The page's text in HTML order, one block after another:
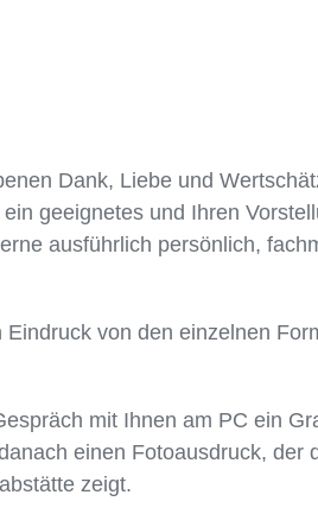
Dank, Liebe und
geeignetes und Ihren
ausführlich persönlich,
von den einzelnen
mit Ihnen am PC ein
einen Fotoausdruck, der
zeigt.